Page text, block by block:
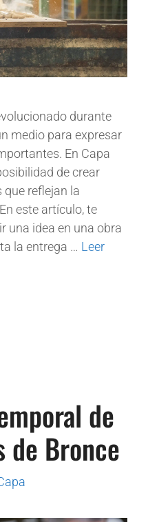
durante
medio para expresar
En Capa
de crear
reflejan la
este artículo, te
una idea en una obra
la entrega … Leer
de
de Bronce